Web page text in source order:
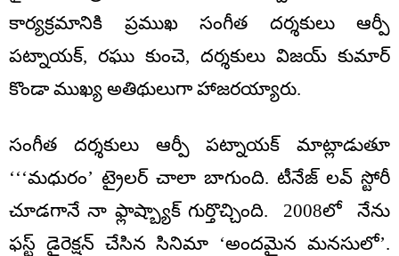
కార్యక్రమానికి ప్రముఖ సంగీత దర్శకులు ఆర్పీ
పట్నాయక్, రఘు కుంచె, దర్శకులు విజయ్ కుమార్
కొండా ముఖ్య అతిథులుగా హాజరయ్యారు.
సంగీత దర్శకులు ఆర్పీ పట్నాయక్ మాట్లాడుతూ
‘‘‘మధురం’ ట్రైలర్ చాలా బాగుంది. టీనేజ్ లవ్ స్టోరీ
చూడగానే నా ఫ్లాష్బ్యాక్‌ గుర్తొచ్చింది. 2008లో నేను
ఫస్ట్ డైరెక్షన్ చేసిన సినిమా ‘అందమైన మనసులో’.